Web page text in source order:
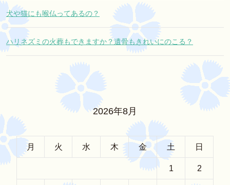
犬や猫にも喉仏ってあるの？
ハリネズミの火葬もできますか？遺骨もきれいにのこる？
2026年8月
月 火 水 木 金 土 日
1 2